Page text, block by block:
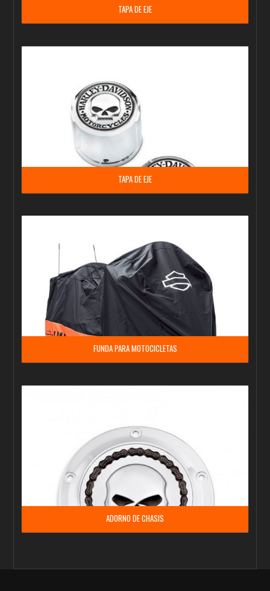
TAPA DE EJE
TAPA DE EJE
FUNDA PARA MOTOCICLETAS
ADORNO DE CHASIS